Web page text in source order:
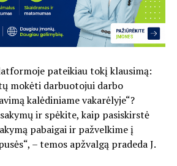
pateikiau tokį klausimą:
mokėti darbuotojui darbo
kalėdiniame vakarėlyje“?
ir spėkite, kaip pasiskirstė
pabaigai ir pažvelkime į
– temos apžvalgą pradeda J.